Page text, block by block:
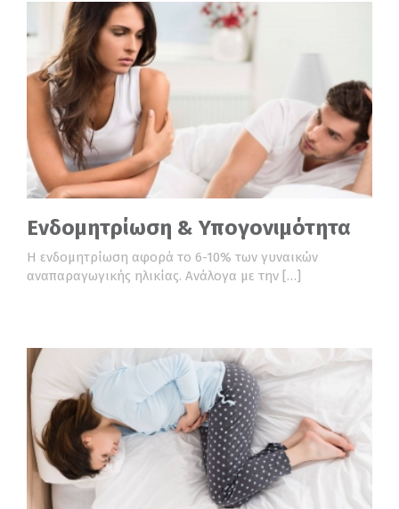
Ενδομητρίωση & Υπογονιμότητα
Η ενδομητρίωση αφορά το 6-10% των γυναικών
αναπαραγωγικής ηλικίας. Ανάλογα με την […]